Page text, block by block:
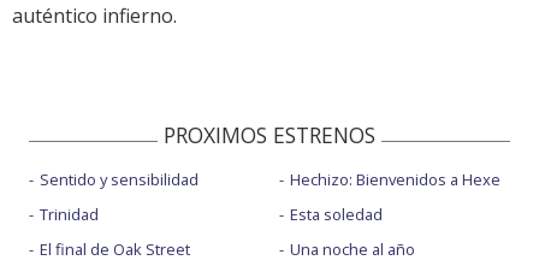
auténtico infierno.
PROXIMOS ESTRENOS
Sentido y sensibilidad
Trinidad
El final de Oak Street
Hechizo: Bienvenidos a Hexe
Esta soledad
Una noche al año